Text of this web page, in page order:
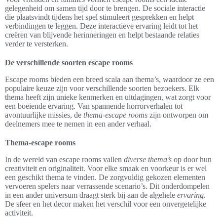
gelegenheid om samen tijd door te brengen. De sociale interactie
die plaatsvindt tijdens het spel stimuleert gesprekken en helpt
verbindingen te leggen. Deze interactieve ervaring leidt tot het
creëren van blijvende herinneringen en helpt bestaande relaties
verder te versterken.
De verschillende soorten escape rooms
Escape rooms bieden een breed scala aan thema’s, waardoor ze een
populaire keuze zijn voor verschillende soorten bezoekers. Elk
thema heeft zijn unieke kenmerken en uitdagingen, wat zorgt voor
een boeiende ervaring. Van spannende horrorverhalen tot
avontuurlijke missies, de thema-escape rooms zijn ontworpen om
deelnemers mee te nemen in een ander verhaal.
Thema-escape rooms
In de wereld van escape rooms vallen diverse thema’s op door hun
creativiteit en originaliteit. Voor elke smaak en voorkeur is er wel
een geschikt thema te vinden. De zorgvuldig gekozen elementen
vervoeren spelers naar verrassende scenario’s. Dit onderdompelen
in een ander universum draagt sterk bij aan de algehele ervaring.
De sfeer en het decor maken het verschil voor een onvergetelijke
activiteit.